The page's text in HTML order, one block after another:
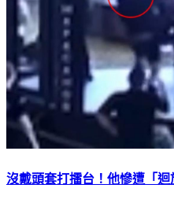
沒戴頭套打擂台！他慘遭「